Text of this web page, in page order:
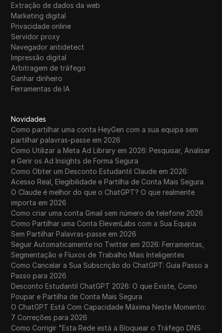
Extração de dados da web
Marketing digital
Privacidade online
Servidor proxy
Navegador antidetect
Impressão digital
Arbitragem de tráfego
Ganhar dinheiro
Ferramentas de IA
Novidades
Como partilhar uma conta HeyGen com a sua equipa sem
partilhar palavras-passe em 2026
Como Utilizar a Meta Ad Library em 2026: Pesquisar, Analisar
e Gerir os Ad Insights de Forma Segura
Como Obter um Desconto Estudantil Claude em 2026:
Acesso Real, Elegibilidade e Partilha de Conta Mais Segura
O Claude é melhor do que o ChatGPT? O que realmente
importa em 2026
Como criar uma conta Gmail sem número de telefone 2026
Como Partilhar uma Conta ElevenLabs com a Sua Equipa
Sem Partilhar Palavras-passe em 2026
Seguir Automaticamente no Twitter em 2026: Ferramentas,
Segmentação e Fluxos de Trabalho Mais Inteligentes
Como Cancelar a Sua Subscrição do ChatGPT: Guia Passo a
Passo para 2026
Desconto Estudantil ChatGPT 2026: O que Existe, Como
Poupar e Partilha de Conta Mais Segura
O ChatGPT Está Com Capacidade Máxima Neste Momento:
7 Correções para 2026
Como Corrigir "Esta Rede está a Bloquear o Tráfego DNS